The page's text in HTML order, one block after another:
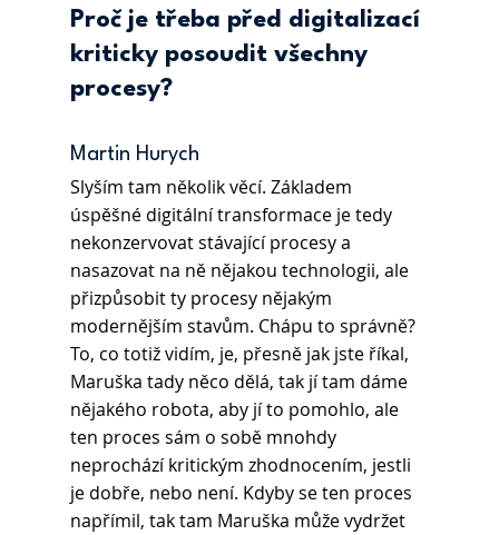
Proč je třeba před digitalizací
kriticky posoudit všechny
procesy?
Martin Hurych
Slyším tam několik věcí. Základem
úspěšné digitální transformace je tedy
nekonzervovat stávající procesy a
nasazovat na ně nějakou technologii, ale
přizpůsobit ty procesy nějakým
modernějším stavům. Chápu to správně?
To, co totiž vidím, je, přesně jak jste říkal,
Maruška tady něco dělá, tak jí tam dáme
nějakého robota, aby jí to pomohlo, ale
ten proces sám o sobě mnohdy
neprochází kritickým zhodnocením, jestli
je dobře, nebo není. Kdyby se ten proces
napřímil, tak tam Maruška může vydržet